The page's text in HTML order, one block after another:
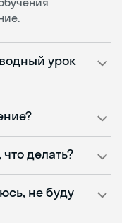
урок
делать?
не буду